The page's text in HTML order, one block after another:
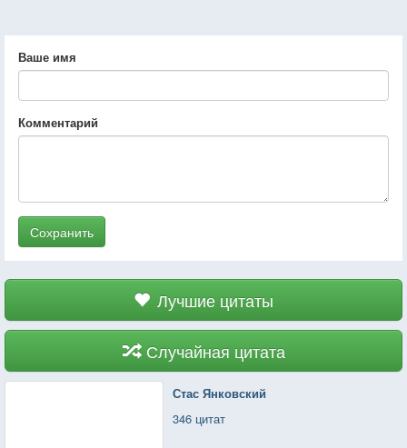
Ваше имя
Комментарий
Сохранить
Лучшие цитаты
Случайная цитата
Стас Янковский
346 цитат